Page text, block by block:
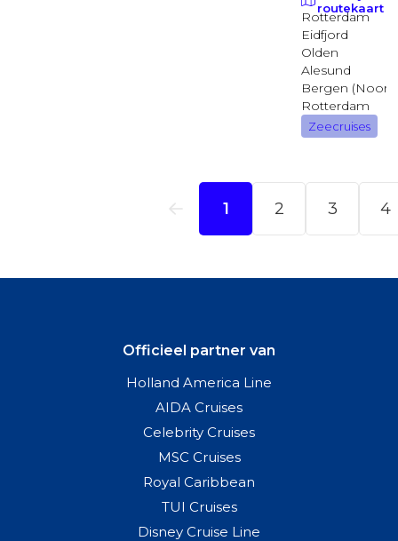
Officieel partner van
Holland America Line
AIDA Cruises
Celebrity Cruises
MSC Cruises
Royal Caribbean
TUI Cruises
Disney Cruise Line